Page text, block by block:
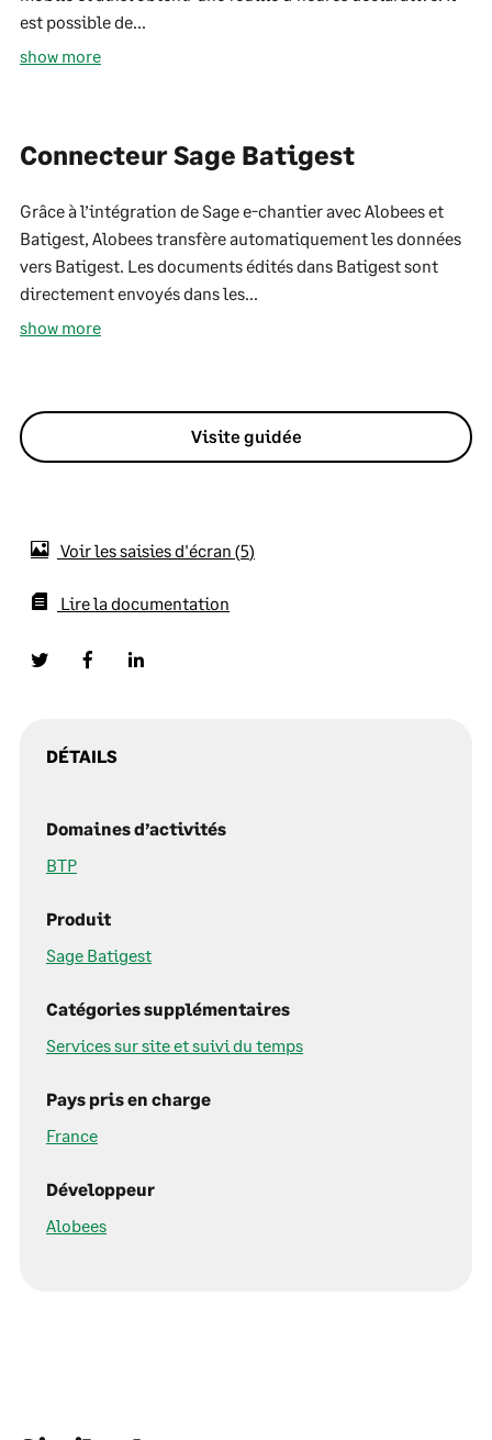
est possible de...
show more
Connecteur Sage Batigest
Grâce à l’intégration de Sage e-chantier avec Alobees et
Batigest, Alobees transfère automatiquement les données
vers Batigest. Les documents édités dans Batigest sont
directement envoyés dans les...
show more
Visite guidée
Voir les saisies d'écran 5
Lire la documentation
DÉTAILS
Domaines d’activités
BTP
Produit
Sage Batigest
Catégories supplémentaires
Services sur site et suivi du temps
Pays pris en charge
France
Développeur
Alobees